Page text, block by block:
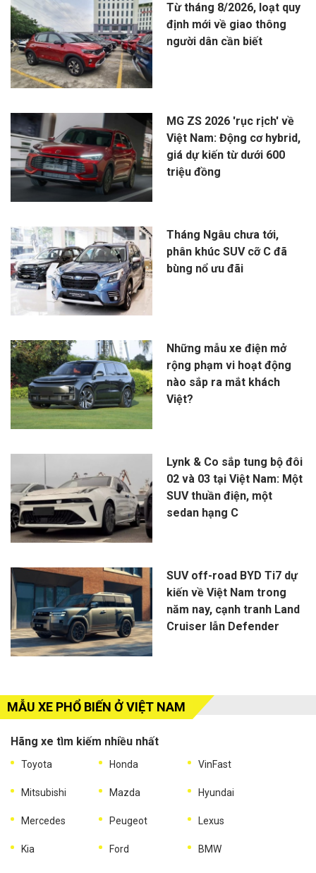
Từ tháng 8/2026, loạt quy
định mới về giao thông
người dân cần biết
MG ZS 2026 'rục rịch' về
Việt Nam: Động cơ hybrid,
giá dự kiến từ dưới 600
triệu đồng
Tháng Ngâu chưa tới,
phân khúc SUV cỡ C đã
bùng nổ ưu đãi
Những mẫu xe điện mở
rộng phạm vi hoạt động
nào sắp ra mắt khách
Việt?
Lynk & Co sắp tung bộ đôi
02 và 03 tại Việt Nam: Một
SUV thuần điện, một
sedan hạng C
SUV off-road BYD Ti7 dự
kiến về Việt Nam trong
năm nay, cạnh tranh Land
Cruiser lẫn Defender
MẪU XE PHỔ BIẾN Ở VIỆT NAM
Hãng xe tìm kiếm nhiều nhất
Toyota Honda VinFast
Mitsubishi Mazda Hyundai
Mercedes Peugeot Lexus
Kia Ford BMW